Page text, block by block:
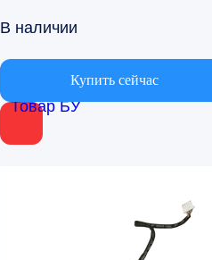
Товар БУ
В наличии
Купить сейчас